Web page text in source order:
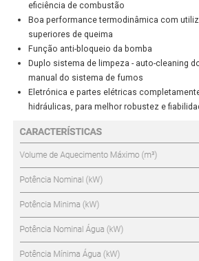
As Nossas Dicas
Novidades
Contactos
eficiência de combustão
Boa performance termodinâmica com
superiores de queima
Função anti-bloqueio da bomba
Duplo sistema de limpeza - auto-cleaning
manual do sistema de fumos
Eletrónica e partes elétricas
hidráulicas, para melhor robustez e